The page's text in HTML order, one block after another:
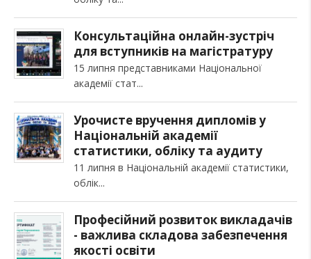
Консультаційна онлайн-зустріч
для вступників на магістратуру
15 липня представниками Національної
академії стат
Урочисте вручення дипломів у
Національній академії
статистики, обліку та аудиту
11 липня в Національній академії статистики,
облік
Професійний розвиток викладачів
- важлива складова забезпечення
якості освіти